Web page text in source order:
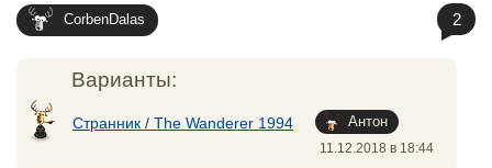
CorbenDalas 2
Варианты:
Странник / The Wanderer 1994 Антон
11.12.2018 в 18:44